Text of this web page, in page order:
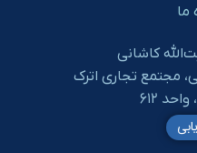
ما
کاشانی
مجتمع تجاری اترک
۶۱۲